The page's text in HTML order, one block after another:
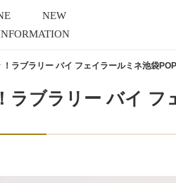
NEW
ラブラリー バイ フェイラールミネ池袋
ラブラリー バイ フ